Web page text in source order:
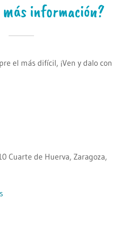
información?
el más difícil, ¡Ven y dalo con
Cuarte de Huerva, Zaragoza,